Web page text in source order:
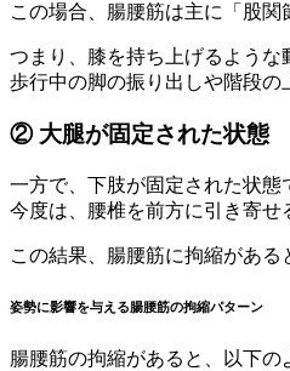
この場合、腸腰筋は主に「股関
つまり、膝を持ち上げるような
歩行中の脚の振り出しや階段の
② 大腿が固定された状態
一方で、下肢が固定された状態
今度は、腰椎を前方に引き寄せ
この結果、腸腰筋に拘縮があ
姿勢に影響を与える腸腰筋の拘縮パターン
腸腰筋の拘縮があると、以下の